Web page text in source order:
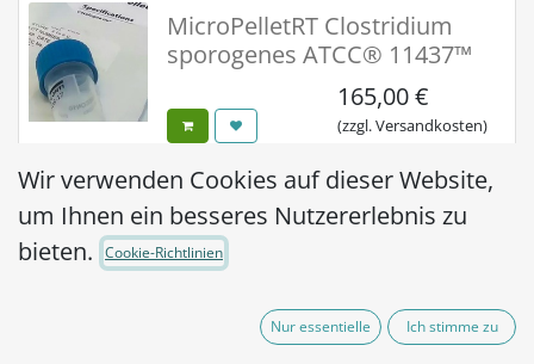
MicroPelletRT Clostridium
sporogenes ATCC® 11437™
165,00€
(zzgl. Versandkosten)
MicroPelletRT Clostridium
sporogenes ATCC® 11437™
(zzgl. Versandkosten)
Wir verwenden Cookies auf dieser Website,
um Ihnen ein besseres Nutzererlebnis zu
bieten.
Cookie-Richtlinien
Nur essentielle Ich stimme zu